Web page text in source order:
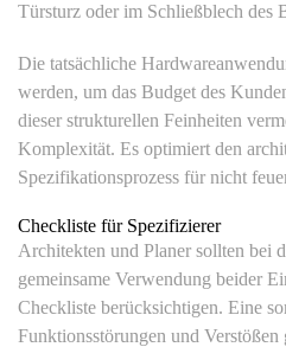
Türsturz oder im Schließblech des
Die tatsächliche
werden, um das Budget des
dieser strukturellen Feinheiten
Komplexität. Es optimiert den
Spezifikationsprozess für nicht
Checkliste für Spezifizierer
Architekten und Planer sollten bei
gemeinsame Verwendung beider
Checkliste berücksichtigen. Eine
Funktionsstörungen und